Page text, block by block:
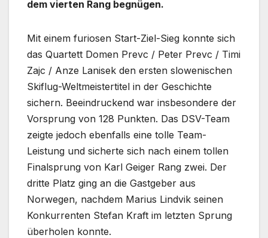
dem vierten Rang begnügen.
Mit einem furiosen Start-Ziel-Sieg konnte sich
das Quartett Domen Prevc / Peter Prevc / Timi
Zajc / Anze Lanisek den ersten slowenischen
Skiflug-Weltmeistertitel in der Geschichte
sichern. Beeindruckend war insbesondere der
Vorsprung von 128 Punkten. Das DSV-Team
zeigte jedoch ebenfalls eine tolle Team-
Leistung und sicherte sich nach einem tollen
Finalsprung von Karl Geiger Rang zwei. Der
dritte Platz ging an die Gastgeber aus
Norwegen, nachdem Marius Lindvik seinen
Konkurrenten Stefan Kraft im letzten Sprung
überholen konnte.